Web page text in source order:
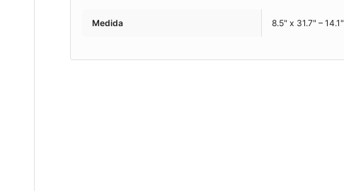
Medida 8.5" x 31.7" – 14.1"